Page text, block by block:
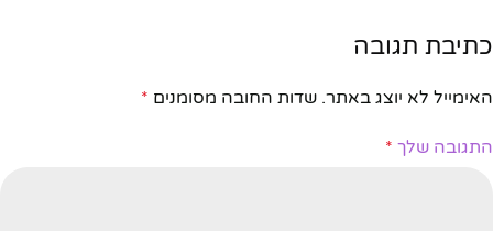
כתיבת תגובה
האימייל לא יוצג באתר. שדות החובה מסומנים *
התגובה שלך *